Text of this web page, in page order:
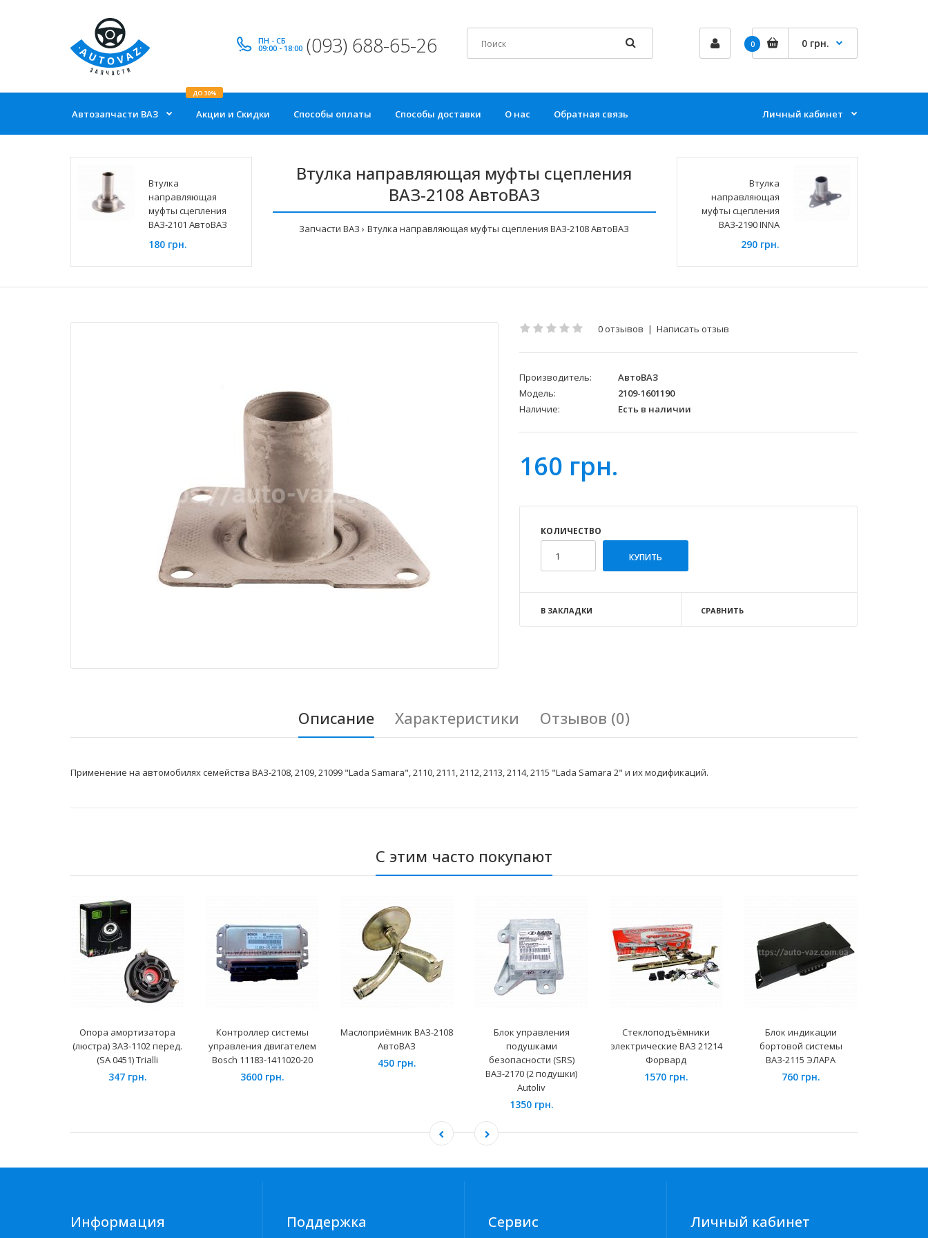
ПН - СБ
09:00 - 18:00 (093) 688-65-26 0 0 грн.
Автозапчасти ВАЗ Акции и Скидки
ДО 30%
Способы оплаты Способы доставки О нас Обратная связь Личный кабинет
Втулка
направляющая
муфты сцепления
ВАЗ-2101 АвтоВАЗ
180 грн.
Втулка направляющая муфты сцепления
ВАЗ-2108 АвтоВАЗ
Запчасти ВАЗ Втулка направляющая муфты сцепления ВАЗ-2108 АвтоВАЗ
Втулка
направляющая
муфты сцепления
ВАЗ-2190 INNA
290 грн.
0 отзывов | Написать отзыв
Производитель:
АвтоВАЗ
Модель:
2109-1601190
Наличие:
Есть в наличии
160 грн.
КОЛИЧЕСТВО
В ЗАКЛАДКИ СРАВНИТЬ
Описание Характеристики Отзывов (0)
Применение на автомобилях семейства ВАЗ-2108, 2109, 21099 "Lada Samara", 2110, 2111, 2112, 2113, 2114, 2115 "Lada Samara 2" и их модификаций.
С этим часто покупают
Опора амортизатора
(люстра) ЗАЗ-1102 перед.
(SA 0451) Trialli
347 грн.
Контроллер системы
управления двигателем
Bosch 11183-1411020-20
3600 грн.
Маслоприёмник ВАЗ-2108
АвтоВАЗ
450 грн.
Блок управления
подушками
безопасности (SRS)
ВАЗ-2170 (2 подушки)
Autoliv
1350 грн.
Стеклоподъёмники
электрические ВАЗ 21214
Форвард
1570 грн.
Блок индикации
бортовой системы
ВАЗ-2115 ЭЛАРА
760 грн.
Информация Поддержка Сервис Личный кабинет